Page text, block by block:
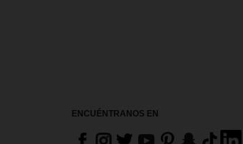
ENCUÉNTRANOS EN